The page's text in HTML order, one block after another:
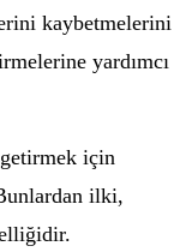
kaybetmelerini
yardımcı
için
ilki,